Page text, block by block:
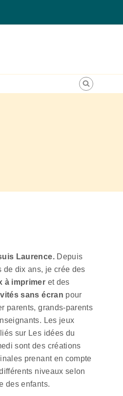
Laurence.Depuis
de dix ans, je crée des
à imprimer et des
sans écran pour
parents, grands-parents
Les jeux
sur Les idées du
sont des créations
prenant en compte
niveaux selon
des enfants.